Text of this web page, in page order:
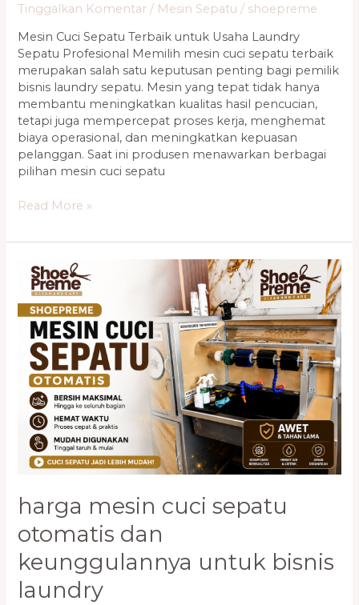
Tinggalkan Komentar / Mesin Sepatu / shoepreme
Mesin Cuci Sepatu Terbaik untuk Usaha Laundry
Sepatu Profesional Memilih mesin cuci sepatu terbaik
merupakan salah satu keputusan penting bagi pemilik
bisnis laundry sepatu. Mesin yang tepat tidak hanya
membantu meningkatkan kualitas hasil pencucian,
tetapi juga mempercepat proses kerja, menghemat
biaya operasional, dan meningkatkan kepuasan
pelanggan. Saat ini produsen menawarkan berbagai
pilihan mesin cuci sepatu
Read More »
harga mesin cuci sepatu
otomatis dan
keunggulannya untuk bisnis
laundry
Harga
Mesin
Cuci
Sepatu
Otomatis
dan
Keunggulannya
untuk
Bisnis
Laundry